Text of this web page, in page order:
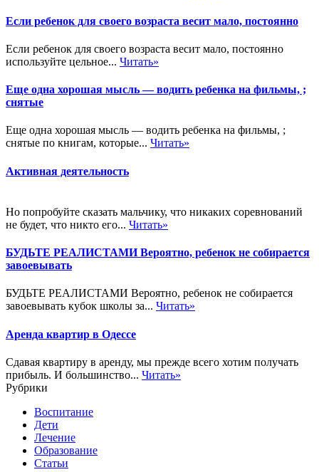
Если ребенок для своего возраста весит мало, постоянно
Если ребенок для своего возраста весит мало, постоянно
используйте цельное... Читать»
Еще одна хорошая мысль — водить ребенка на фильмы, ;
снятые
Еще одна хорошая мысль — водить ребенка на фильмы, ;
снятые по книгам, которые... Читать»
Активная деятельность
Но попробуйте сказать мальчику, что никаких соревнований
не будет, что никто его... Читать»
БУДЬТЕ РЕАЛИСТАМИ Вероятно, ребенок не собирается
завоевывать
БУДЬТЕ РЕАЛИСТАМИ Вероятно, ребенок не собирается
завоевывать кубок школы за... Читать»
Аренда квартир в Одессе
Сдавая квартиру в аренду, мы прежде всего хотим получать
прибыль. И большинство... Читать»
Рубрики
Воспитание
Дети
Лечение
Образование
Статьи